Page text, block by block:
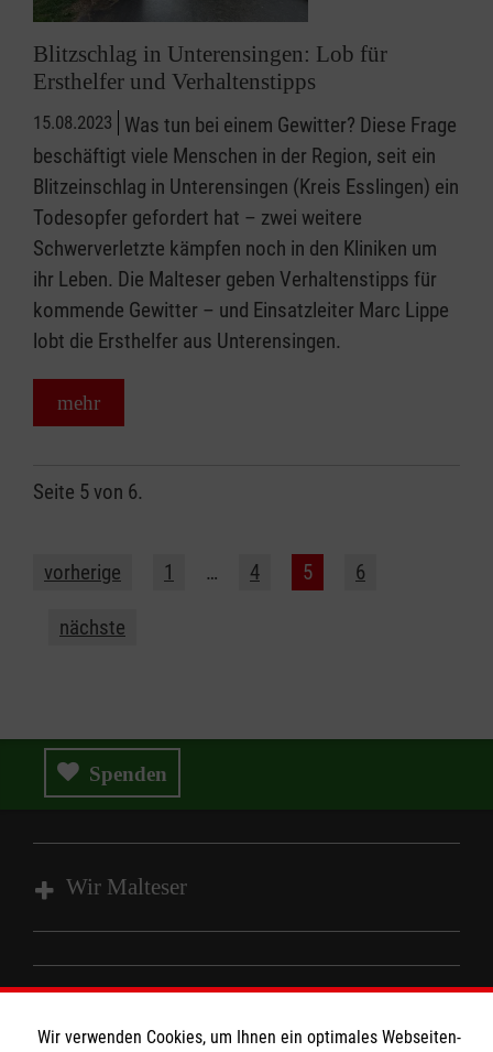
Blitzschlag in Unterensingen: Lob für
Ersthelfer und Verhaltenstipps
15.08.2023
Was tun bei einem Gewitter? Diese Frage
beschäftigt viele Menschen in der Region, seit ein
Blitzeinschlag in Unterensingen (Kreis Esslingen) ein
Todesopfer gefordert hat – zwei weitere
Schwerverletzte kämpfen noch in den Kliniken um
ihr Leben. Die Malteser geben Verhaltenstipps für
kommende Gewitter – und Einsatzleiter Marc Lippe
lobt die Ersthelfer aus Unterensingen.
mehr
Seite 5 von 6.
vorherige 1 … 4 5 6
nächste
Spenden
Wir Malteser
Angebote und Leistungen
Unsere Kurse
Mitarbeiten
Wir verwenden Cookies, um Ihnen ein optimales Webseiten-